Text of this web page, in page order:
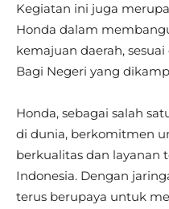
Kegiatan ini juga
Honda dalam
kemajuan daerah,
Bagi Negeri yang
Honda, sebagai salah
di dunia, berkomitmen
berkualitas dan layanan
Indonesia. Dengan
terus berupaya untuk